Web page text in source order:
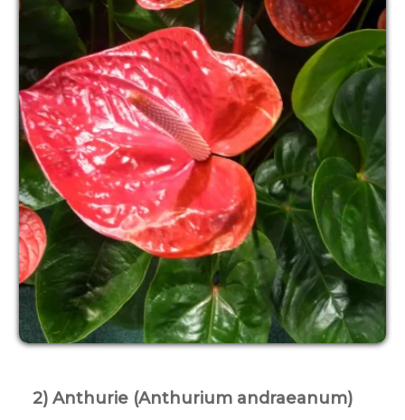
2) Anthurie (Anthurium andraeanum)